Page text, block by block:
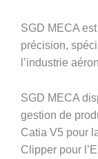
SGD MECA
précision,
l’industrie
SGD MECA
gestion de
Catia V5 pour
Clipper pour